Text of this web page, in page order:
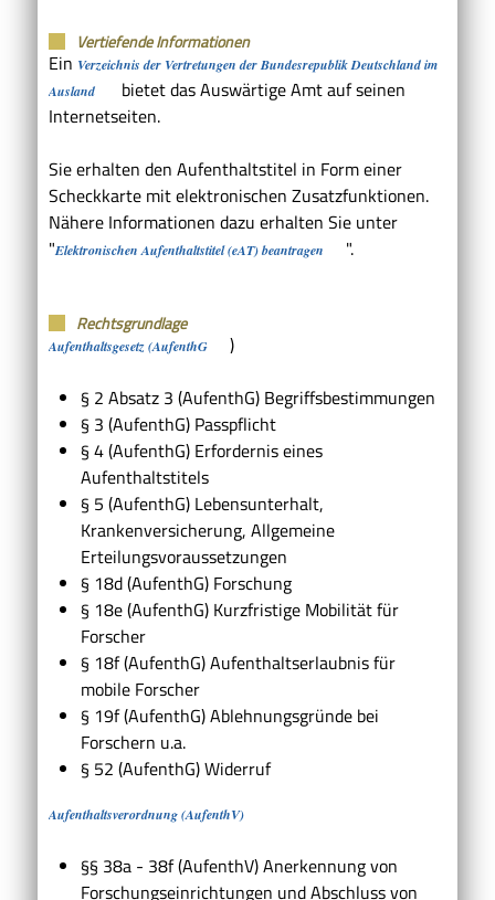
Vertiefende Informationen
Ein Verzeichnis der Vertretungen der Bundesrepublik Deutschland im
Ausland
bietet das Auswärtige Amt auf seinen
Internetseiten.
Sie erhalten den Aufenthaltstitel in Form einer
Scheckkarte mit elektronischen Zusatzfunktionen.
Nähere Informationen dazu erhalten Sie unter
"Elektronischen Aufenthaltstitel (eAT) beantragen ".
Rechtsgrundlage
Aufenthaltsgesetz (AufenthG
)
§ 2 Absatz 3 (AufenthG) Begriffsbestimmungen
§ 3 (AufenthG) Passpflicht
§ 4 (AufenthG) Erfordernis eines
Aufenthaltstitels
§ 5 (AufenthG) Lebensunterhalt,
Krankenversicherung, Allgemeine
Erteilungsvoraussetzungen
§ 18d (AufenthG) Forschung
§ 18e (AufenthG) Kurzfristige Mobilität für
Forscher
§ 18f (AufenthG) Aufenthaltserlaubnis für
mobile Forscher
§ 19f (AufenthG) Ablehnungsgründe bei
Forschern u.a.
§ 52 (AufenthG)Widerruf
Aufenthaltsverordnung (AufenthV)
§§ 38a - 38f (AufenthV) Anerkennung von
Forschungseinrichtungen und Abschluss von